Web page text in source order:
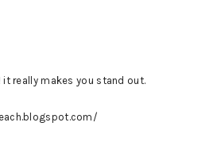
really makes you stand out.